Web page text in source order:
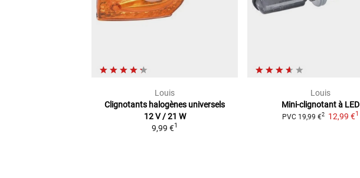
Louis
Clignotants halogènes universels
12 V / 21 W
9,99 €1
Louis
Mini-clignotant à LED
PVC 19,99 €2 12,99 €1